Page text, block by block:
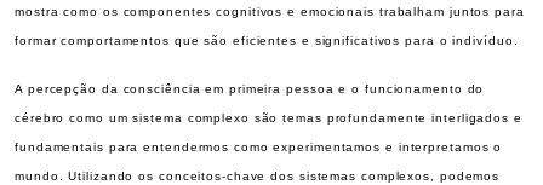
mostra como os componentes cognitivos e emocionais trabalham juntos para
formar comportamentos que são eficientes e significativos para o indivíduo.
A percepção da consciência em primeira pessoa e o funcionamento do
cérebro como um sistema complexo são temas profundamente interligados e
fundamentais para entendermos como experimentamos e interpretamos o
mundo. Utilizando os conceitos-chave dos sistemas complexos, podemos